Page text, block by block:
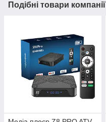
Подібні товари компанії